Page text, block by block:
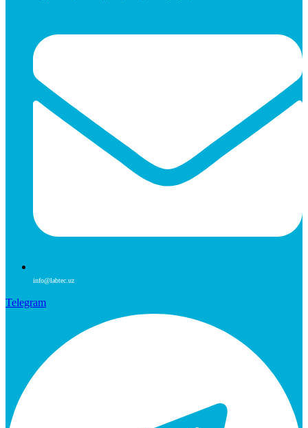
info@labtec.uz
Telegram